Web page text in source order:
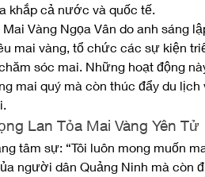
khắp cả nước và quốc tế.
Mai Vàng Ngọa Vân do anh sáng
mai vàng, tổ chức các sự kiện
sóc mai. Những hoạt động
mai quý mà còn thúc đẩy du
Lan Tỏa Mai Vàng Yên Tử
tâm sự: “Tôi luôn mong muốn
người dân Quảng Ninh mà còn